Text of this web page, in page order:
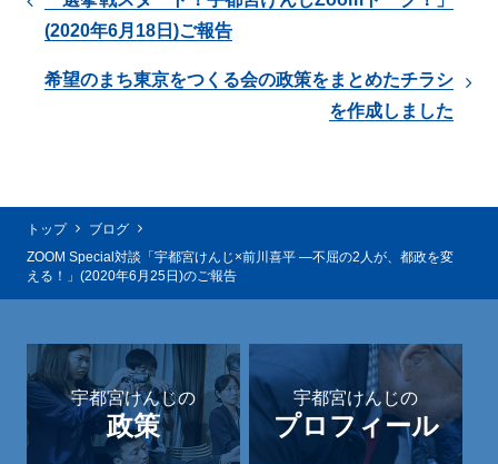
(2020年6月18日)ご報告
希望のまち東京をつくる会の政策をまとめたチラシ
を作成しました
トップ
ブログ
ZOOM Special対談「宇都宮けんじ×前川喜平 ―不屈の2人が、都政を変
える！」(2020年6月25日)のご報告
宇都宮けんじの
政策
宇都宮けんじの
プロフィール